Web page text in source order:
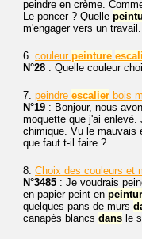
peindre en crème.
Le poncer ? Quelle
m'engager vers un
6. couleur peinture
N°28 : Quelle couleur
7. peindre escalier bois
N°19 : Bonjour, nous
moquette que j'ai
chimique. Vu le mauvais
que faut t-il faire ?
8. Choix des couleurs et
N°3485 : Je voudrais
en papier peint en
quelques pans de murs
canapés blancs dans le